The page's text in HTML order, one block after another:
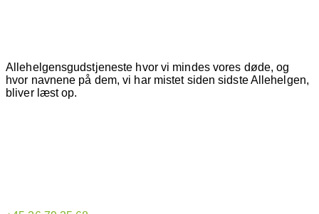
Allehelgensgudstjeneste hvor vi mindes vores døde, og
hvor navnene på dem, vi har mistet siden sidste Allehelgen,
bliver læst op.